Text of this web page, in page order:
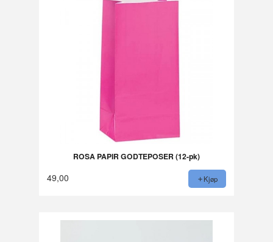
ROSA PAPIR GODTEPOSER (12-pk)
49,00 Kjøp